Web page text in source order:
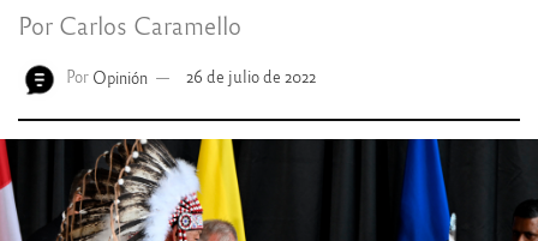
Por Carlos Caramello
Por Opinión 26 de julio de 2022